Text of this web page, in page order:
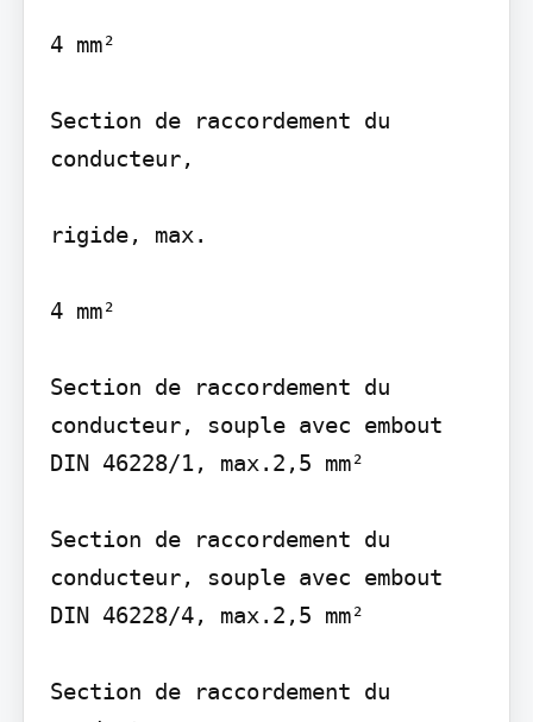
4 mm²
Section de raccordement du
conducteur,
rigide, max.
4 mm²
Section de raccordement du
conducteur, souple avec embout
DIN 46228/1, max.2,5 mm²
Section de raccordement du
conducteur, souple avec embout
DIN 46228/4, max.2,5 mm²
Section de raccordement du